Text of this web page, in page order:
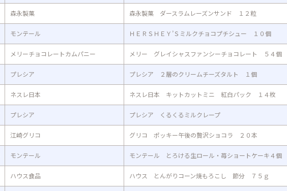
森永製菓 森永製菓 ダースラムレーズンサンド １２粒
モンテール ＨＥＲＳＨＥＹ’Ｓミルクチョコプチシュー １０個
メリーチョコレートカムパニー メリー グレイシャスファンシーチョコレート ５４個
プレシア プレシア ２層のクリームチーズタルト １個
ネスレ日本 ネスレ日本 キットカットミニ 紅白パック １４枚
プレシア プレシア くるくるミルクレープ
江崎グリコ グリコ ポッキー午後の贅沢ショコラ ２０本
モンテール モンテール とろける生ロール・苺ショートケーキ４個
ハウス食品 ハウス とんがりコーン焼もろこし 節分 ７５ｇ